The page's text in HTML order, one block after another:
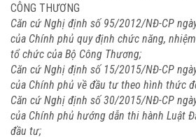
CÔNG THƯƠNG
Căn cứ Nghị định số 95/2012/NĐ-CP
của Chính phủ quy định chức năng,
tổ chức của Bộ Công Thương;
Căn cứ Nghị định số 15/2015/NĐ-CP
của Chính phủ về đầu tư theo hình thức
Căn cứ Nghị định số 30/2015/NĐ-CP
của Chính phủ hướng dẫn thi hành Luật
đầu tư;